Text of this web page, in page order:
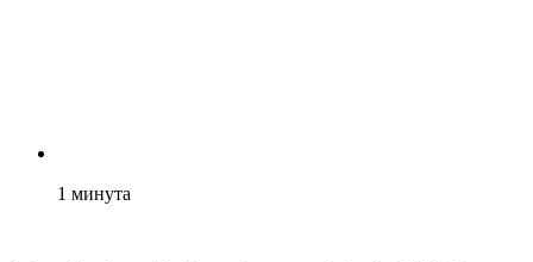
1 минута